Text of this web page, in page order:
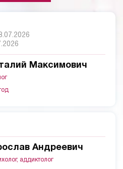
Максимович
Андреевич
аддиктолог